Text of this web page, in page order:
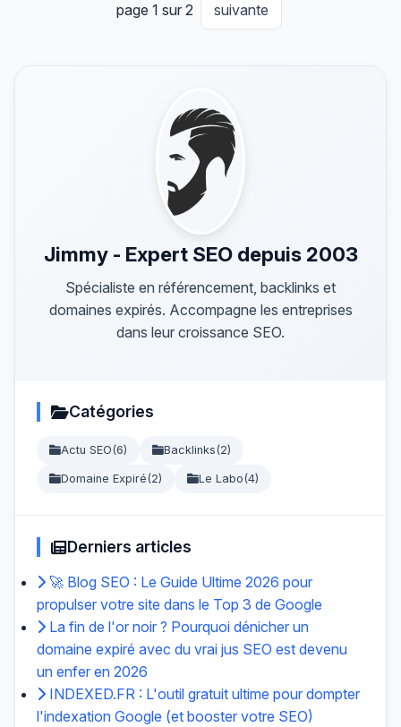
page 1 sur 2 suivante
Jimmy - Expert SEO depuis 2003
Spécialiste en référencement, backlinks et
domaines expirés. Accompagne les entreprises
dans leur croissance SEO.
Catégories
Actu SEO(6) Backlinks(2)
Domaine Expiré(2) Le Labo(4)
Derniers articles
🚀 Blog SEO : Le Guide Ultime 2026 pour
propulser votre site dans le Top 3 de Google
La fin de l'or noir ? Pourquoi dénicher un
domaine expiré avec du vrai jus SEO est devenu
un enfer en 2026
INDEXED.FR : L'outil gratuit ultime pour dompter
l'indexation Google (et booster votre SEO)